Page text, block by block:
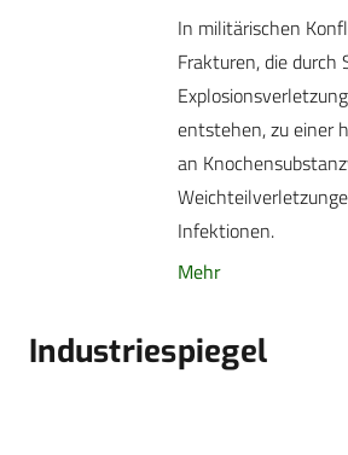
In militärischen
Frakturen, die durch
entstehen, zu einer
an
Infektionen.
Mehr
Industriespiegel